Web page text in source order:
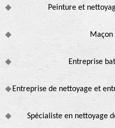
Peinture et
Maçon
Entreprise
Entreprise de nettoyage et
Spécialiste en nettoyage